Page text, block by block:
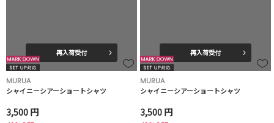
再入荷受付
MURUA
シャイニーシアーショートシャツ
3,500 円
再入荷受付
MURUA
シャイニーシアーショートシャツ
3,500 円